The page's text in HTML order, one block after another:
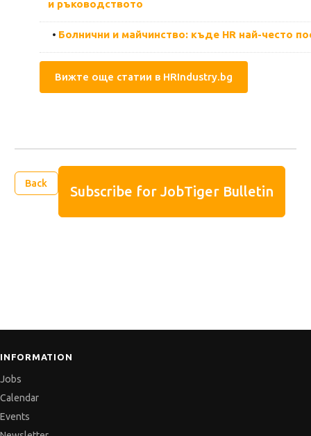
и ръководството
• Болнични и майчинство: къде HR най-често
Вижте още статии в HRIndustry.bg
Back
Subscribe for JobTiger Bulletin
Events
Newsletter
Recognition
Partners
Pressreleases